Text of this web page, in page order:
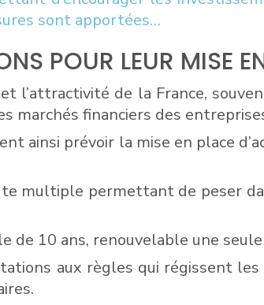
sont apportées…
POUR LEUR MISE
l’attractivité de la France,
marchés financiers des
ainsi prévoir la mise en place
multiple permettant de peser
de 10 ans, renouvelable une
aux règles qui régissent